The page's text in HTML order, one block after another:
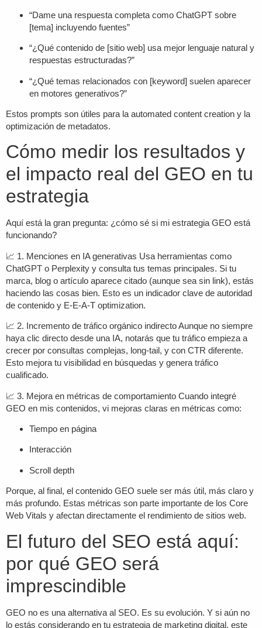
“Dame una respuesta completa como ChatGPT sobre
[tema] incluyendo fuentes”
“¿Qué contenido de [sitio web] usa mejor lenguaje natural y
respuestas estructuradas?”
“¿Qué temas relacionados con [keyword] suelen aparecer
en motores generativos?”
Estos prompts son útiles para la automated content creation y la
optimización de metadatos.
Cómo medir los resultados y
el impacto real del GEO en tu
estrategia
Aquí está la gran pregunta: ¿cómo sé si mi estrategia GEO está
funcionando?
📈 1. Menciones en IA generativas Usa herramientas como
ChatGPT o Perplexity y consulta tus temas principales. Si tu
marca, blog o artículo aparece citado (aunque sea sin link), estás
haciendo las cosas bien. Esto es un indicador clave de autoridad
de contenido y E-E-A-T optimization.
📈 2. Incremento de tráfico orgánico indirectoAunque no siempre
haya clic directo desde una IA, notarás que tu tráfico empieza a
crecer por consultas complejas, long-tail, y con CTR diferente.
Esto mejora tu visibilidad en búsquedas y genera tráfico
cualificado.
📈 3. Mejora en métricas de comportamiento Cuando integré
GEO en mis contenidos, vi mejoras claras en métricas como:
Tiempo en página
Interacción
Scroll depth
Porque, al final, el contenido GEO suele ser más útil, más claro y
más profundo. Estas métricas son parte importante de los Core
Web Vitals y afectan directamente el rendimiento de sitios web.
El futuro del SEO está aquí:
por qué GEO será
imprescindible
GEO no es una alternativa al SEO. Es su evolución. Y si aún no
lo estás considerando en tu estrategia de marketing digital, este